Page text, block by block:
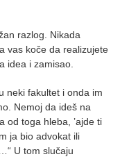
razlog. Nikada
vas koče da realizujete
idea i zamisao.
neki fakultet i onda im
Nemoj da ideš na
od toga hleba, ’ajde ti
ja bio advokat ili
U tom slučaju